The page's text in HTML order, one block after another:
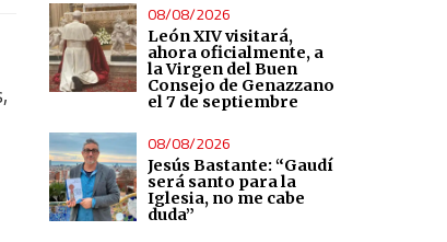
08/08/2026
León XIV visitará,
ahora oficialmente, a
la Virgen del Buen
Consejo de Genazzano
el 7 de septiembre
08/08/2026
Jesús Bastante: “Gaudí
será santo para la
Iglesia, no me cabe
duda”